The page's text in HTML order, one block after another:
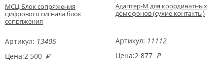
МСЦ Блок сопряжения
цифрового сигнала блок
сопряжения
Артикул: 13405
Цена:2 500 ₽
Адаптер-М для координатных
домофонов (сухие контакты)
Артикул: 11112
Цена:2 877 ₽